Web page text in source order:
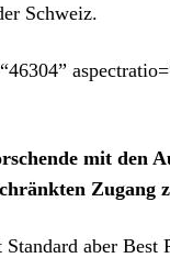
Schweiz.
mit den
Zugang
aber Best